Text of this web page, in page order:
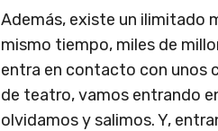
Además, existe un ilimitado
mismo tiempo, miles de
entra en contacto con unos
de teatro, vamos entrando
olvidamos y salimos. Y,